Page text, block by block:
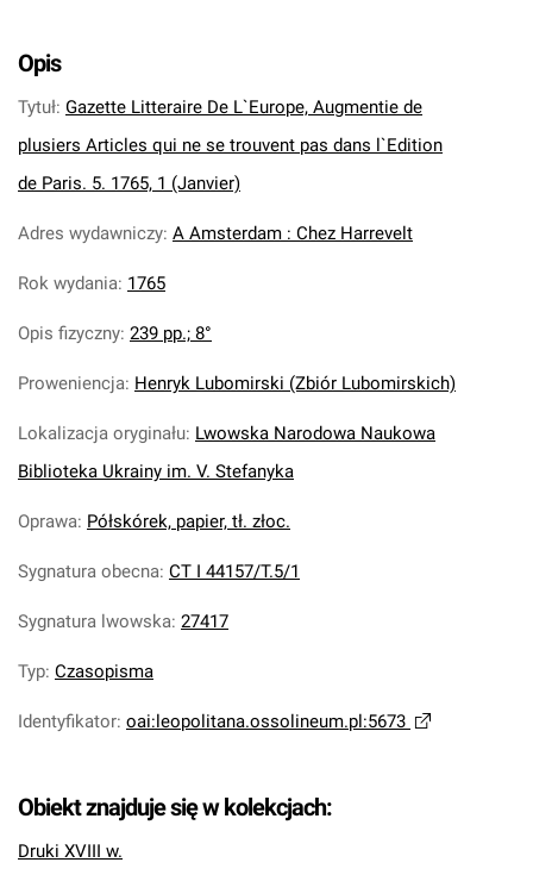
Opis
Tytuł: Gazette Litteraire De L`Europe, Augmentie de
plusiers Articles qui ne se trouvent pas dans l`Edition
de Paris. 5. 1765, 1 (Janvier)
Adres wydawniczy: A Amsterdam : Chez Harrevelt
Rok wydania: 1765
Opis fizyczny: 239 pp.; 8°
Proweniencja: Henryk Lubomirski (Zbiór Lubomirskich)
Lokalizacja oryginału: Lwowska Narodowa Naukowa
Biblioteka Ukrainy im. V. Stefanyka
Oprawa: Półskórek, papier, tł. złoc.
Sygnatura obecna: CT I 44157/T.5/1
Sygnatura lwowska: 27417
Typ: Czasopisma
Identyfikator: oai:leopolitana.ossolineum.pl:5673
Obiekt znajduje się w kolekcjach:
Druki XVIII w.